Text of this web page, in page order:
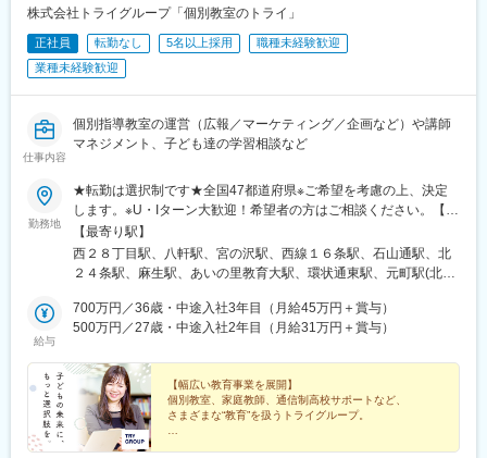
駅、知立駅、刈谷駅、太田川駅、前後駅、星川駅(三重県)、鈴鹿市
駅、茨木駅、枚方市駅、放出駅、四条畷駅、住道駅、千林大宮
駅、天王寺駅前駅、大阪上本町駅、新石切駅、平野駅(地下鉄)、鳳
営)、西院駅(阪急線)、宇治駅(奈良線)、新田辺駅、松井山手駅、彦
根駅、大和八木駅、大元駅、高島駅(岡山県)、米子駅、山口駅(山
河戸帆待川駅、大原駅(広島県)、西広島駅、西高屋駅、西条駅(広
島県)、呉駅、三原駅、瓦町駅、栗林公園駅、佐古駅、横河原駅、
デンテツターミナルビル前駅、下曽根駅、九州工大前駅、戸畑
駅、平和通駅、城野駅(日豊本線)、徳力公団前駅、黒崎駅前駅、折
尾駅、永犬丸駅、長者原駅、酒殿駅、福工大前駅、香椎花園前
駅、千早駅、箱崎駅、唐津駅、諏訪神社駅、肥前古賀駅、光の森
駅、肥後大津駅、県立体育館前駅、郡元・南駅、谷山駅(鹿児島市
電)、上塩屋駅、滝尾駅、南宮崎駅、浦添前田駅、竜王駅、円山公
駅、さいたま新都心駅、京成成田駅、京成八幡駅、新津田沼駅、
船橋駅、京成西船駅、千葉中央駅、千石駅、富士見台駅、勝どき
駅、亀戸水神駅、曳舟駅、田原町駅(東京都)、西太子堂駅、下落合
駅、京急鶴見駅、南富山駅前駅、たけふ新駅、入江岡駅、中村日
赤駅、東別院駅、名鉄一宮駅、平安通駅、徳重駅、千林駅、天王
株式会社トライグループ「個別教室のトライ」
正社員 転勤なし 5名以上採用
職種未経験歓迎
業種未経験歓迎
仕事内容
個別指導教室の運営（広報／マーケティング／企画など）や講師
マネジメント、子ども達の学習相談など
勤務地
★転勤は選択制です★全国47都道府県※ご希望を考慮の上、決定
します。※U・Iターン大歓迎！希望者の方はご相談ください。【募
集エリア】全国47都道府県■北海道・東北■北海道・青森県・岩手
県・宮城県・秋田県・山形県・福島県■北陸・甲信越■新潟県・富
山県・石川県・福井県・山梨県・長野県■関東■東京都・茨城県・
県・愛知県・三重県■関西■京都府・大阪府・滋賀県・兵庫県・奈
良県・和歌山県■中国■鳥取県・島根県・岡山県・広島県・山口県
長崎県・大分県・熊本県・宮崎県・鹿児島県・沖縄県【受動喫煙
対策】教室内全面禁煙【あなたの好きな街で働けます】全国どこ
でも、あなたの好きな街で働けます。また、転勤は「希望制」で
す。「地域限定社員」として、都道府県をまたぐ転勤がない働き
方も選べるため、あなたの理想のライフスタイルに合った働き方
【最寄り駅】
西２８丁目駅、八軒駅、宮の沢駅、西線１６条駅、石山通駅、北
２４条駅、麻生駅、あいの里教育大駅、環状通東駅、元町駅(北海
丁駅、長町南駅、富沢駅、南仙台駅、古川駅、筒井駅(青森県)、上
盛岡駅、秋田駅、山形駅、郡山駅(福島県)、研究学園駅、土浦駅、
駅、熊谷駅、北与野駅、せんげん台駅、稲毛海岸駅、成田駅、本
八幡駅(都営線)、行徳駅、津田沼駅、京成船橋駅、西船橋駅、葭川
公園駅、目白駅、巣鴨駅、中村橋駅、大泉学園駅、荻窪駅、茗荷
谷駅、月島駅、亀戸駅、京成曳舟駅、船堀駅、浅草駅(ＴＸ)、綾瀬
駅、北千住駅、葛西駅、西葛西駅、三軒茶屋駅、高田馬場駅、辻
給与
700万円／36歳・中途入社3年目（月給45万円＋賞与）
500万円／27歳・中途入社2年目（月給31万円＋賞与）
【幅広い教育事業を展開】
個別教室、家庭教師、通信制高校サポートなど、
さまざまな“教育”を扱うトライグループ。